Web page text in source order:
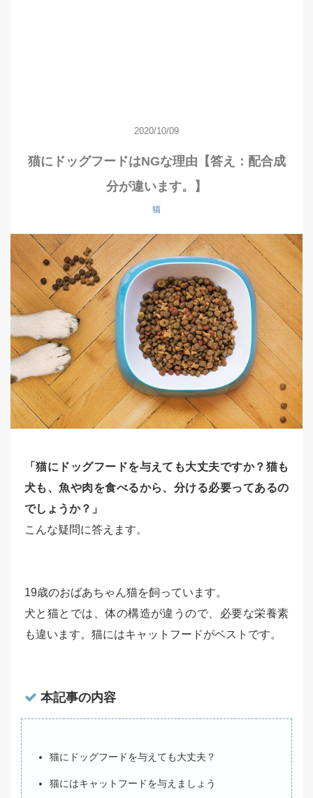
2020/10/09
猫にドッグフードはNGな理由【答え：配合成
分が違います。】
猫
「猫にドッグフードを与えても大丈夫ですか？猫も
犬も、魚や肉を食べるから、分ける必要ってあるの
でしょうか？」
こんな疑問に答えます。
19歳のおばあちゃん猫を飼っています。
犬と猫とでは、体の構造が違うので、必要な栄養素
も違います。猫にはキャットフードがベストです。
本記事の内容
猫にドッグフードを与えても大丈夫？
猫にはキャットフードを与えましょう